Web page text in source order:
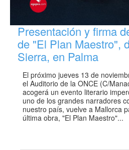
Presentación y firma
de "El Plan Maestro",
Sierra, en Palma
El próximo jueves 13 de
el Auditorio de la ONCE (C/
acogerá un evento literario
uno de los grandes narradores
nuestro país, vuelve a Mallorca
última obra, "El Plan Maestro"...